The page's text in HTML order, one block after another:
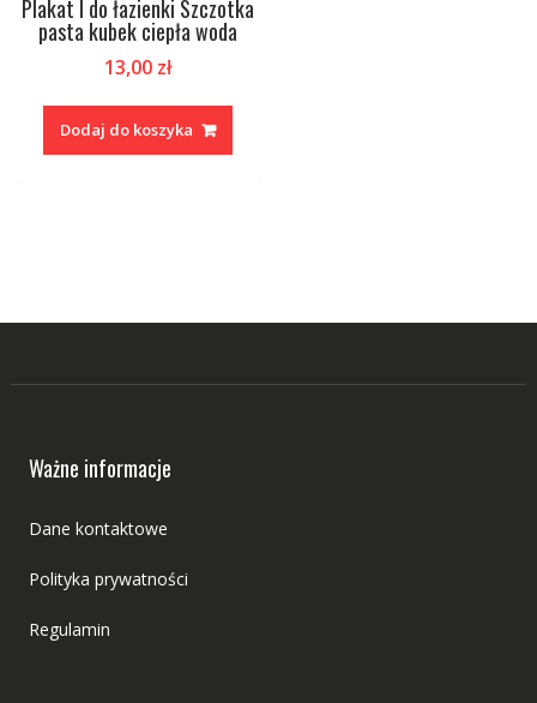
Plakat I do łazienki Szczotka
pasta kubek ciepła woda
13,00 zł
Dodaj do koszyka
Ważne informacje
Dane kontaktowe
Polityka prywatności
Regulamin